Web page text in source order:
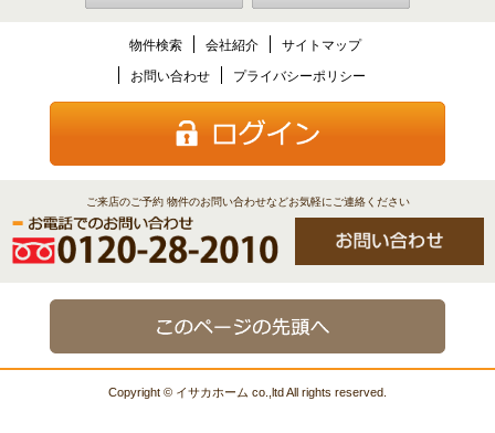
物件検索 会社紹介
サイトマップ
お問い合わせ
プライバシーポリシー
ご来店のご予約 物件のお問い合わせなどお気軽にご連絡ください
Copyright © イサカホーム co.,ltd All rights reserved.